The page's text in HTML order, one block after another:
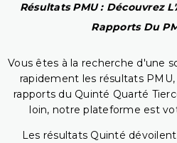
Résultats PMU : Découvrez
Rapports Du
Vous êtes à la recherche d'une
rapidement les résultats
rapports du Quinté Quarté
loin, notre plateforme est
Les résultats Quinté